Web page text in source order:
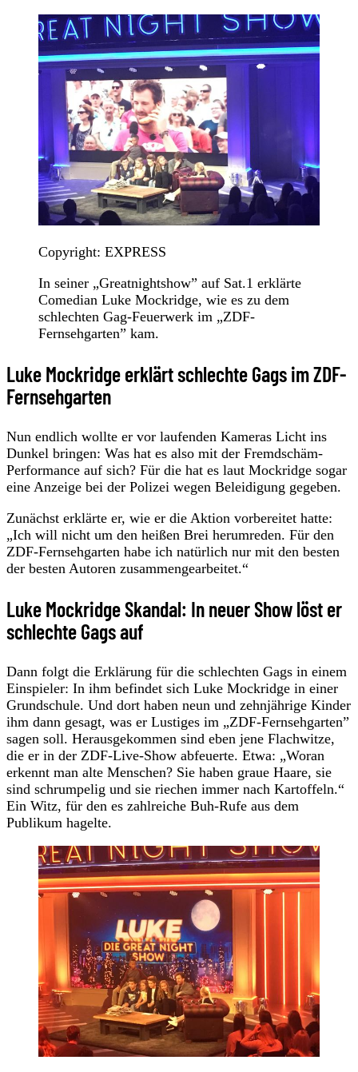
Copyright: EXPRESS
In seiner „Greatnightshow” auf Sat.1 erklärte
Comedian Luke Mockridge, wie es zu dem
schlechten Gag-Feuerwerk im „ZDF-
Fernsehgarten” kam.
Luke Mockridge erklärt schlechte Gags im ZDF-
Fernsehgarten
Nun endlich wollte er vor laufenden Kameras Licht ins
Dunkel bringen: Was hat es also mit der Fremdschäm-
Performance auf sich? Für die hat es laut Mockridge sogar
eine Anzeige bei der Polizei wegen Beleidigung gegeben.
Zunächst erklärte er, wie er die Aktion vorbereitet hatte:
„Ich will nicht um den heißen Brei herumreden. Für den
ZDF-Fernsehgarten habe ich natürlich nur mit den besten
der besten Autoren zusammengearbeitet.“
Luke Mockridge Skandal: In neuer Show löst er
schlechte Gags auf
Dann folgt die Erklärung für die schlechten Gags in einem
Einspieler: In ihm befindet sich Luke Mockridge in einer
Grundschule. Und dort haben neun und zehnjährige Kinder
ihm dann gesagt, was er Lustiges im „ZDF-Fernsehgarten”
sagen soll. Herausgekommen sind eben jene Flachwitze,
die er in der ZDF-Live-Show abfeuerte. Etwa: „Woran
erkennt man alte Menschen? Sie haben graue Haare, sie
sind schrumpelig und sie riechen immer nach Kartoffeln.“
Ein Witz, für den es zahlreiche Buh-Rufe aus dem
Publikum hagelte.